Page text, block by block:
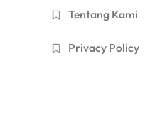
Tentang Kami
Privacy Policy